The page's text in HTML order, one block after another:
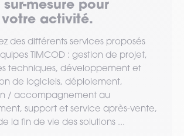
mesure pour
activité.
des différents services proposés
TIMCOD : gestion de projet,
techniques, développement et
de logiciels, déploiement,
/ accompagnement au
support et service après-vente,
la fin de vie des solutions ...